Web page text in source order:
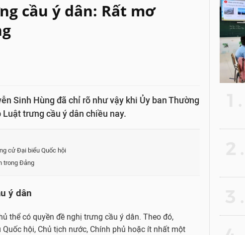
cầu ý dân: Rất mơ
Sinh Hùng đã chỉ rõ như vậy khi Ủy ban Thường
trưng cầu ý dân chiều nay.
cử Đại biểu Quốc hội
trong Đảng
ý dân
thể có quyền đề nghị trưng cầu ý dân. Theo đó,
hội, Chủ tịch nước, Chính phủ hoặc ít nhất một